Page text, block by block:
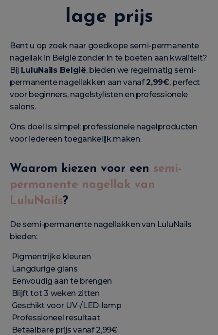
lage prijs
Bent u op zoek naar goedkope semi-permanente
nagellak in België zonder in te boeten aan kwaliteit?
Bij LuluNails België, bieden we regelmatig semi-
permanente nagellakken aan vanaf2,99€, perfect
voor beginners, nagelstylisten en professionele
salons.
Ons doel is simpel: professionele nagelproducten
voor iedereen toegankelijk maken.
Waarom kiezen voor een semi-
permanente nagellak van
LuluNails?
De semi-permanente nagellakken van LuluNails
bieden:
Pigmentrijke kleuren
Langdurige glans
Eenvoudig aan te brengen
Blijft tot 3 weken zitten
Geschikt voor UV-/LED-lamp
Professioneel resultaat
Betaalbare prijs vanaf 2,99€